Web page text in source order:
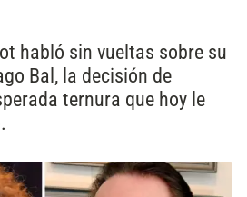
habló sin vueltas sobre su
Bal, la decisión de
ternura que hoy le